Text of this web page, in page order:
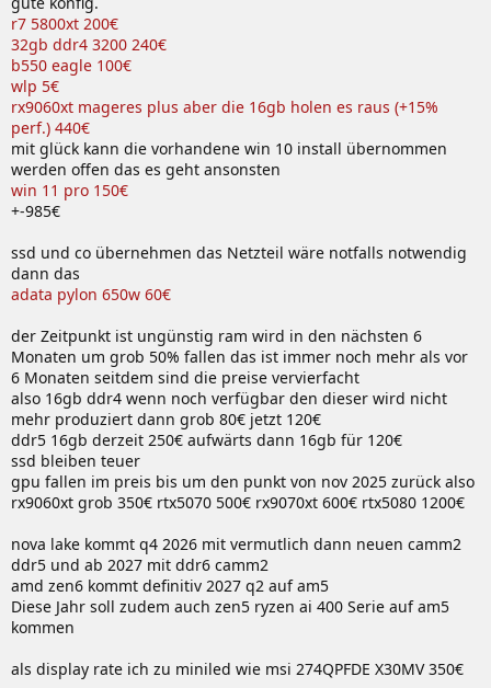
r7 5800xt 200€
32gb ddr4 3200 240€
b550 eagle 100€
wlp 5€
rx9060xt mageres plus aber die 16gb holen es raus (+15%
perf.) 440€
mit glück kann die vorhandene win 10 install übernommen
werden offen das es geht ansonsten
win 11 pro 150€
+-985€
ssd und co übernehmen das Netzteil wäre notfalls notwendig
dann das
adata pylon 650w 60€
der Zeitpunkt ist ungünstig ram wird in den nächsten 6
Monaten um grob 50% fallen das ist immer noch mehr als vor
6 Monaten seitdem sind die preise vervierfacht
also 16gb ddr4 wenn noch verfügbar den dieser wird nicht
mehr produziert dann grob 80€ jetzt 120€
ddr5 16gb derzeit 250€ aufwärts dann 16gb für 120€
ssd bleiben teuer
gpu fallen im preis bis um den punkt von nov 2025 zurück also
rx9060xt grob 350€ rtx5070 500€ rx9070xt 600€ rtx5080 1200€
nova lake kommt q4 2026 mit vermutlich dann neuen camm2
ddr5 und ab 2027 mit ddr6 camm2
amd zen6 kommt definitiv 2027 q2 auf am5
Diese Jahr soll zudem auch zen5 ryzen ai 400 Serie auf am5
kommen
als display rate ich zu miniled wie msi 274QPFDE X30MV 350€